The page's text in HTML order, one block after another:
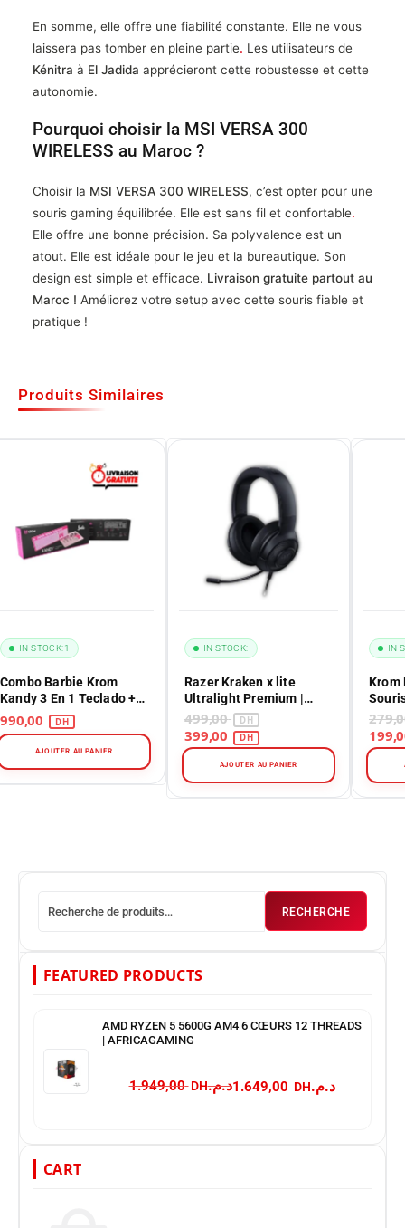
En somme, elle offre une fiabilité constante. Elle ne vous
laissera pas tomber en pleine partie. Les utilisateurs de
Kénitra à El Jadida apprécieront cette robustesse et cette
autonomie.
Pourquoi choisir la MSI VERSA 300
WIRELESS au Maroc ?
Choisir la MSI VERSA 300 WIRELESS, c’est opter pour une
souris gaming équilibrée. Elle est sans fil et confortable.
Elle offre une bonne précision. Sa polyvalence est un
atout. Elle est idéale pour le jeu et la bureautique. Son
design est simple et efficace. Livraison gratuite partout au
Maroc ! Améliorez votre setup avec cette souris fiable et
pratique !
Produits Similaires
Combo Barbie Krom
Kandy 3 En 1 Teclado +
Mouse + Pad Mouse
IN STOCK:1
AJOUTER AU PANIER
Razer Kraken x lite
Ultralight Premium |
Casque Gaming
499,00
IN STOCK:
AJOUTER AU PANIER
Krom
6200
IN
RECHERCHE
FEATURED PRODUCTS
AMD RYZEN 5 5600G AM4 6 CŒURS 12 THREADS
| AFRICAGAMING
د.م. 1.949,00 د.م.
CART